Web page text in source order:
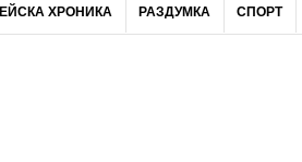
ХРОНИКА РАЗДУМКА СПОРТ